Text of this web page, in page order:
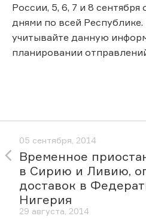
России, 5, 6, 7 и 8
днями по всей
учитывайте данную
планировании
05 сентября, 2014
Временное
в Сирию и Ливию,
доставок в
Нигерия
29 августа, 2014